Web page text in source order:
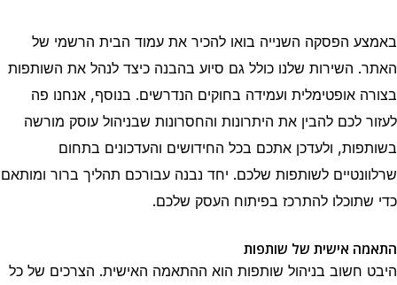
באמצע הפסקה השנייה בואו להכיר את עמוד הבית הרשמי של
האתר. השירות שלנו כולל גם סיוע בהבנה כיצד לנהל את השותפות
בצורה אופטימלית ועמידה בחוקים הנדרשים. בנוסף, אנחנו פה
לעזור לכם להבין את היתרונות והחסרונות שבניהול עוסק מורשה
בשותפות, ולעדכן אתכם בכל החידושים והעדכונים בתחום
שרלוונטיים לשותפות שלכם. יחד נבנה עבורכם תהליך ברור ומותאם
כדי שתוכלו להתרכז בפיתוח העסק שלכם.
התאמה אישית של שותפות
היבט חשוב בניהול שותפות הוא ההתאמה האישית. הצרכים של כל